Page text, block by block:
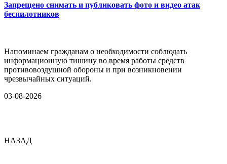
Запрещено снимать и публиковать фото и видео атак
беспилотников
Напоминаем гражданам о необходимости соблюдать
информационную тишину во время работы средств
противовоздушной обороны и при возникновении
чрезвычайных ситуаций.
03-08-2026
НАЗАД